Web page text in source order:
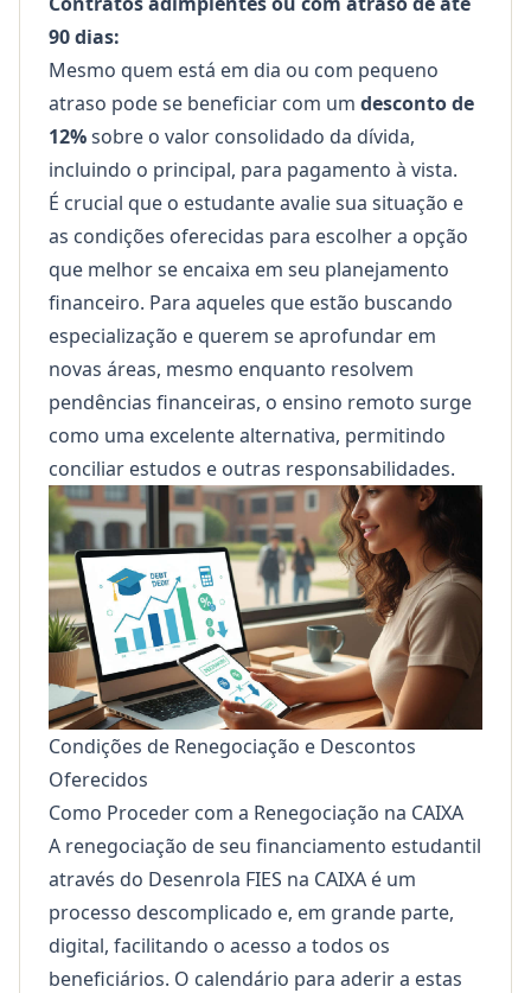
90 dias:
Mesmo quem está em dia ou com pequeno
atraso pode se beneficiar com um desconto de
12%sobre o valor consolidado da dívida,
incluindo o principal, para pagamento à vista.
É crucial que o estudante avalie sua situação e
as condições oferecidas para escolher a opção
que melhor se encaixa em seu planejamento
financeiro. Para aqueles que estão buscando
especialização e querem se aprofundar em
novas áreas, mesmo enquanto resolvem
pendências financeiras, o ensino remoto surge
como uma excelente alternativa, permitindo
conciliar estudos e outras responsabilidades.
Condições de Renegociação e Descontos
Oferecidos
Como Proceder com a Renegociação na CAIXA
A renegociação de seu financiamento estudantil
através do Desenrola FIES na CAIXA é um
processo descomplicado e, em grande parte,
digital, facilitando o acesso a todos os
beneficiários. O calendário para aderir a estas